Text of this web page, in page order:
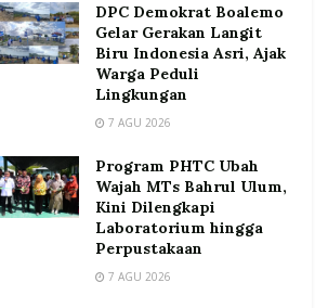
DPC Demokrat Boalemo
Gelar Gerakan Langit
Biru Indonesia Asri, Ajak
Warga Peduli
Lingkungan
7 AGU 2026
Program PHTC Ubah
Wajah MTs Bahrul Ulum,
Kini Dilengkapi
Laboratorium hingga
Perpustakaan
7 AGU 2026